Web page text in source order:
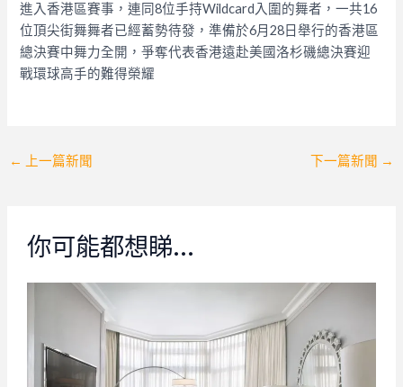
進入香港區賽事，連同8位手持Wildcard入圍的舞者，一共16
位頂尖街舞舞者已經蓄勢待發，準備於6月28日舉行的香港區
總決賽中舞力全開，爭奪代表香港遠赴美國洛杉磯總決賽迎
戰環球高手的難得榮耀
Post
← 上一篇新聞 下一篇新聞 →
你可能都想睇…